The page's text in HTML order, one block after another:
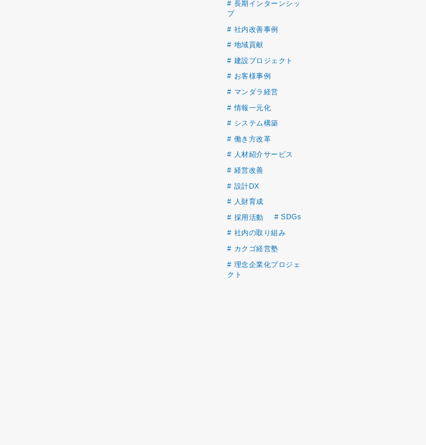
長期インターンシッ
プ
社内改善事例
地域貢献
建設プロジェクト
お客様事例
マンダラ経営
情報一元化
システム構築
働き方改革
人材紹介サービス
経営改善
設計DX
人財育成
採用活動
SDGs
社内の取り組み
カクゴ経営塾
理念企業化プロジェ
クト